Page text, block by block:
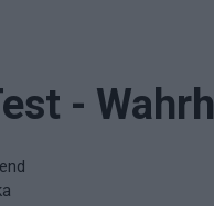
-